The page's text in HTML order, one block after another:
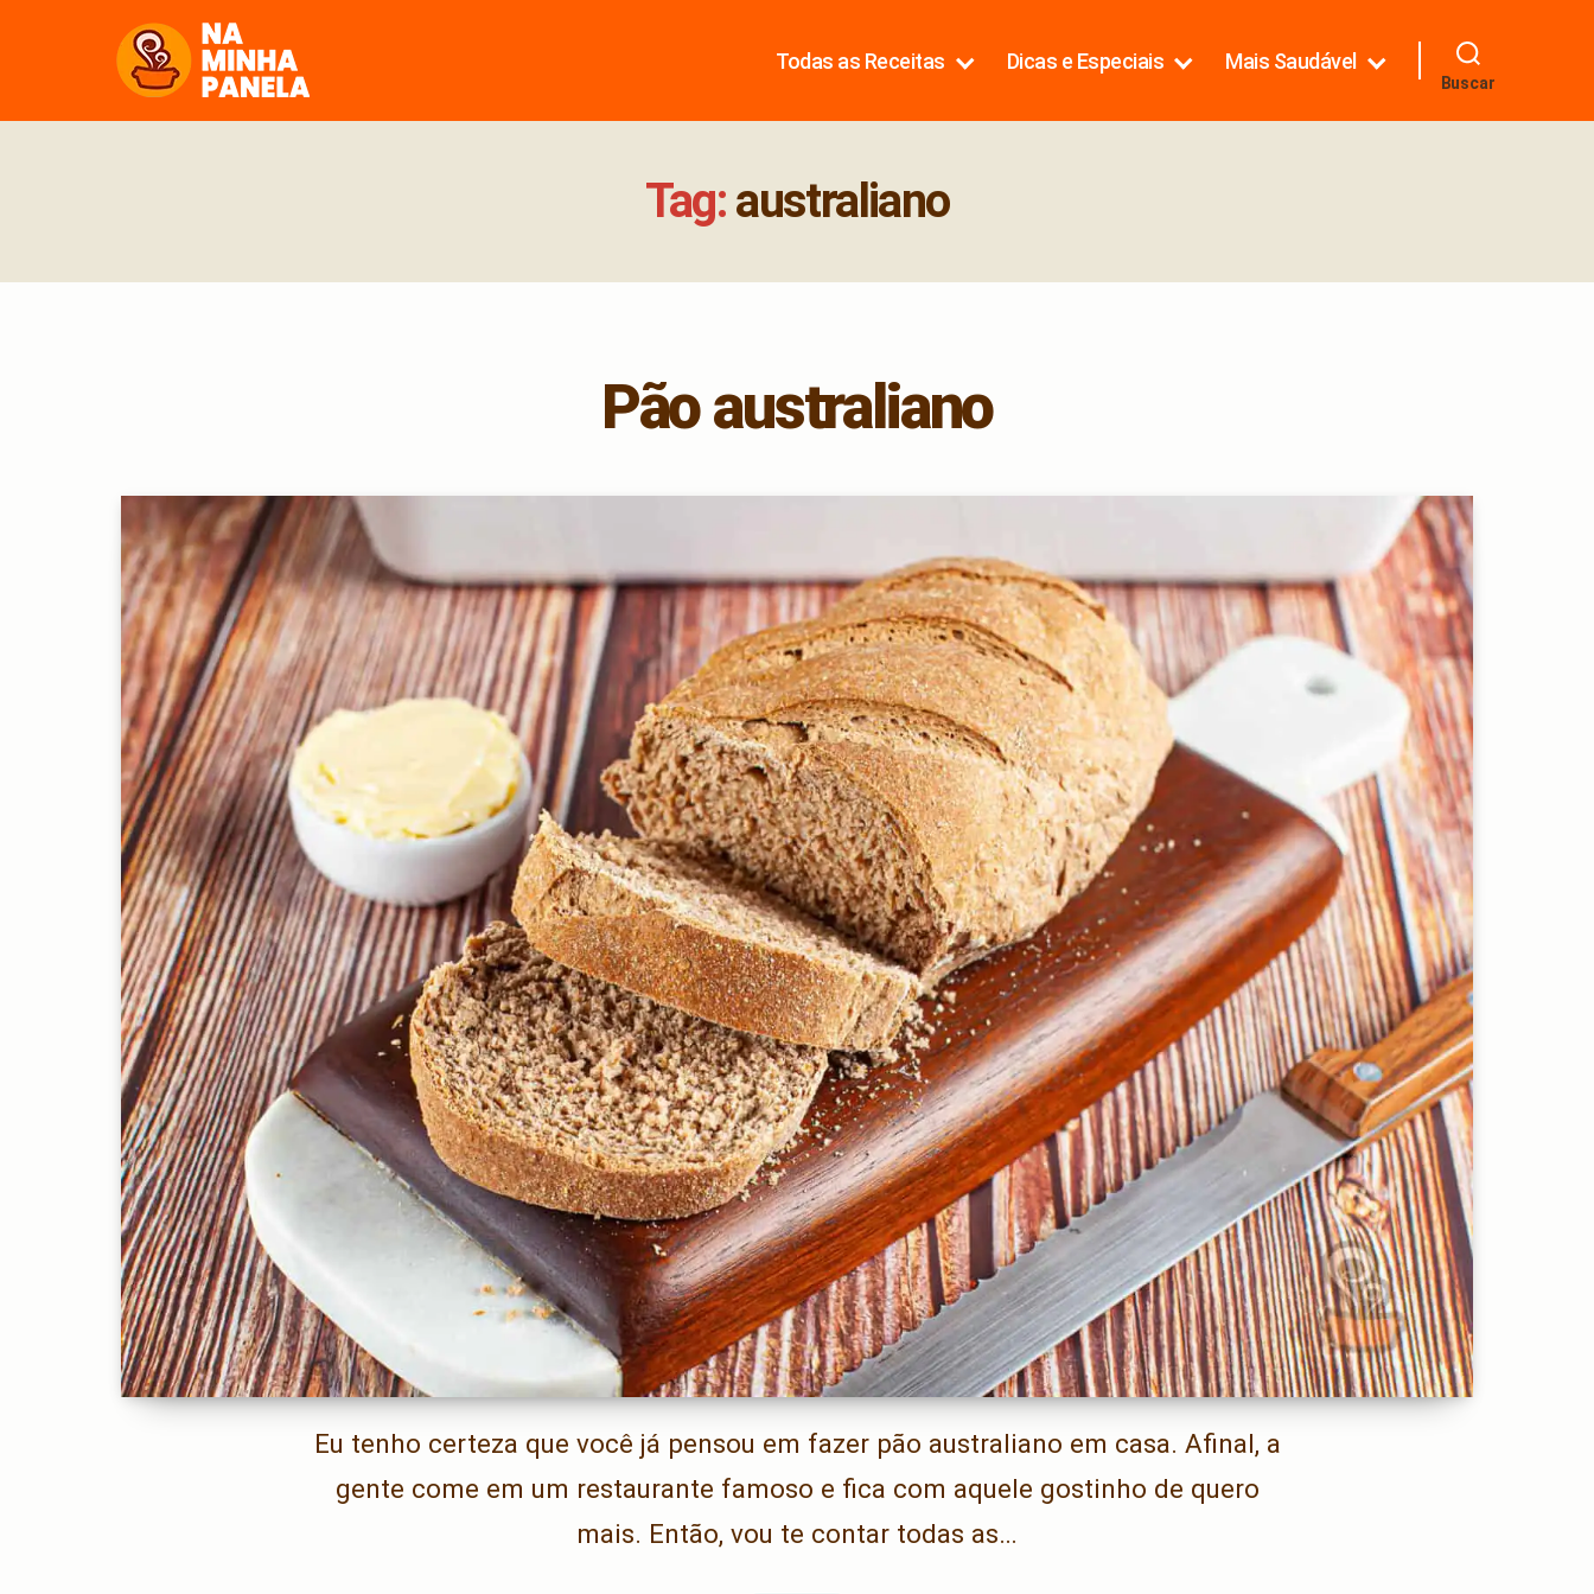
Todas as Receitas Dicas e Especiais Mais Saudável
Buscar
Tag:australiano
Pão australiano
Eu tenho certeza que você já pensou em fazer pão australiano em casa. Afinal, a
gente come em um restaurante famoso e fica com aquele gostinho de quero
mais. Então, vou te contar todas as…